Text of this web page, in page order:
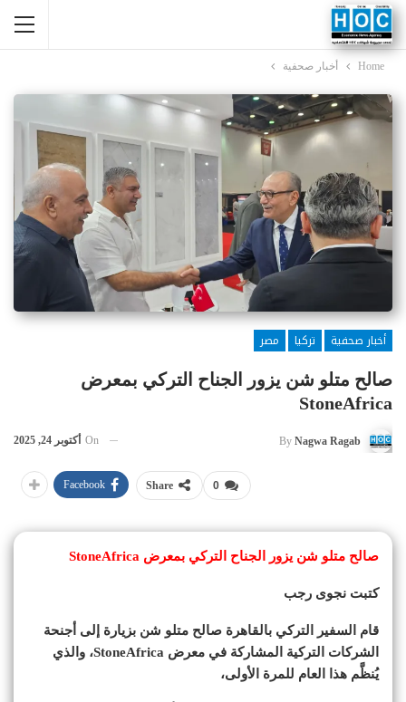
Home أخبار صحفية
أخبار صحفية تركيا
مصر
صالح متلو شن يزور الجناح التركي بمعرض
StoneAfrica
By Nagwa Ragab
On أكتوبر 24, 2025
0
Share
Facebook
صالح متلو شن يزور الجناح التركي بمعرض StoneAfrica
كتبت نجوى رجب
قام السفير التركي بالقاهرة صالح متلو شن بزيارة إلى أجنحة
الشركات التركية المشاركة في معرض StoneAfrica، والذي
يُنظَّم هذا العام للمرة الأولى،